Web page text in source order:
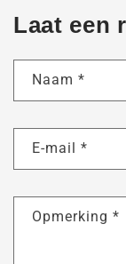
Laat een
Naam *
E-mail *
Opmerking *